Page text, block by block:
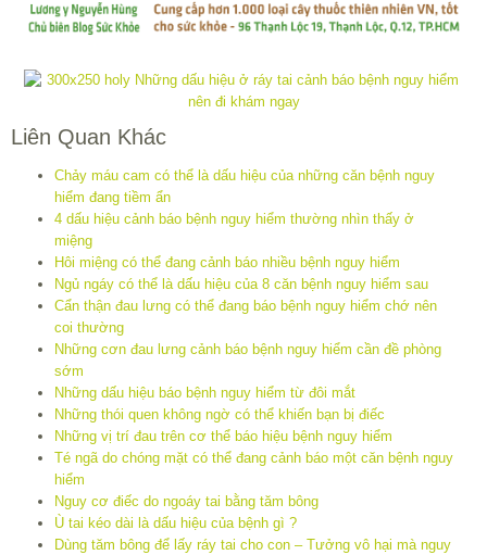
Liên Quan Khác
Chảy máu cam có thể là dấu hiệu của những căn bệnh nguy
hiểm đang tiềm ẩn
4 dấu hiệu cảnh báo bệnh nguy hiểm thường nhìn thấy ở
miệng
Hôi miệng có thể đang cảnh báo nhiều bệnh nguy hiểm
Ngủ ngáy có thể là dấu hiệu của 8 căn bệnh nguy hiểm sau
Cẩn thận đau lưng có thể đang báo bệnh nguy hiểm chớ nên
coi thường
Những cơn đau lưng cảnh báo bệnh nguy hiểm cần đề phòng
sớm
Những dấu hiệu báo bệnh nguy hiểm từ đôi mắt
Những thói quen không ngờ có thể khiến bạn bị điếc
Những vị trí đau trên cơ thể báo hiệu bệnh nguy hiểm
Té ngã do chóng mặt có thể đang cảnh báo một căn bệnh nguy
hiểm
Nguy cơ điếc do ngoáy tai bằng tăm bông
Ù tai kéo dài là dấu hiệu của bệnh gì ?
Dùng tăm bông để lấy ráy tai cho con – Tưởng vô hại mà nguy